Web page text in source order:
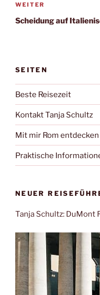
Nächster
Beitrag
WEITER
Scheidung auf
SEITEN
Beste Reisezeit
Kontakt Tanja Schultz
Mit mir Rom
Praktische
NEUER
Tanja Schultz: DuMont